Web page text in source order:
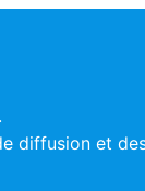
.
diffusion et